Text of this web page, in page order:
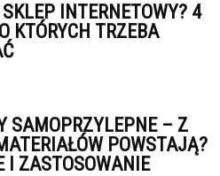
INTERNETOWY? 4
KTÓRYCH TRZEBA
SAMOPRZYLEPNE – Z
POWSTAJĄ?
I ZASTOSOWANIE